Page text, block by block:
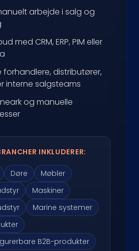
arbejde i salg og
med CRM, ERP, PIM eller
distributører,
interne salgsteams
og manuelle
INKLUDERER:
Døre
Møbler
Maskiner
Marine systemer
B2B-produkter